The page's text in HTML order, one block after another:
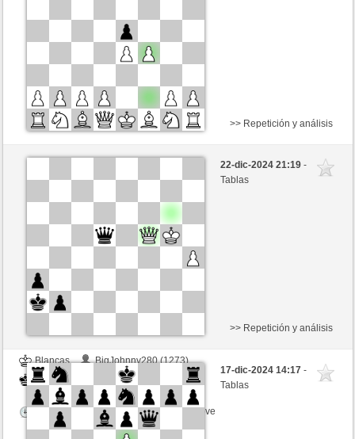
Negras
Anonymous
Tiempo: 5 minutes/side + 8 seconds/move
>> Repetición y análisis
22-dic-2024 21:19-
Tablas
Blancas
BigJohnny280 (1273)
Negras
Noganouna (1180)
Tiempo: 5 minutes/side + 8 seconds/move
>> Repetición y análisis
17-dic-2024 14:17-
Tablas